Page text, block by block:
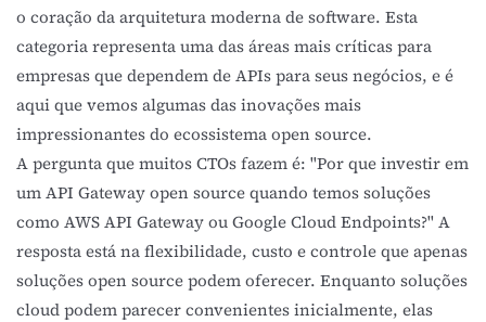
o coração da arquitetura moderna de software. Esta
categoria representa uma das áreas mais críticas para
empresas que dependem de APIs para seus negócios, e é
aqui que vemos algumas das inovações mais
impressionantes do ecossistema open source.
A pergunta que muitos CTOs fazem é: "Por que investir em
um API Gateway open source quando temos soluções
como AWS API Gateway ou Google Cloud Endpoints?" A
resposta está na flexibilidade, custo e controle que apenas
soluções open source podem oferecer. Enquanto soluções
cloud podem parecer convenientes inicialmente, elas